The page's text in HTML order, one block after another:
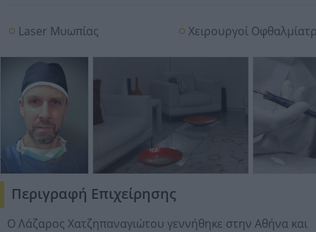
Laser Μυωπίας Χειρουργοί
Περιγραφή Επιχείρησης
Ο Λάζαρος Χατζηπαναγιώτου γεννήθηκε στην Αθήνα και